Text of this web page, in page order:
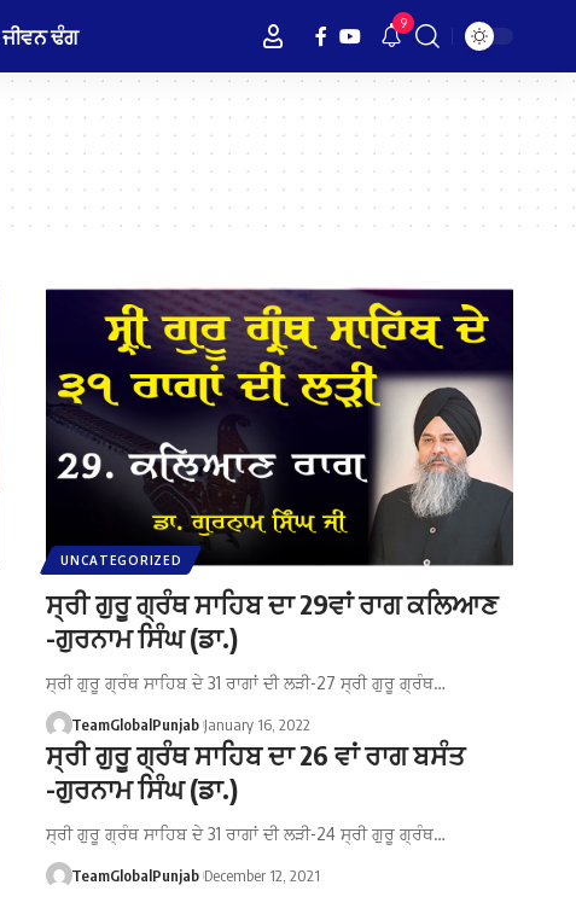
ਜੀਵਨ ਢੰਗ 9
UNCATEGORIZED
ਸ੍ਰੀ ਗੁਰੂ ਗ੍ਰੰਥ ਸਾਹਿਬ ਦਾ 29ਵਾਂ ਰਾਗ ਕਲਿਆਣ
-ਗੁਰਨਾਮ ਸਿੰਘ (ਡਾ.)
ਸ੍ਰੀ ਗੁਰੂ ਗ੍ਰੰਥ ਸਾਹਿਬ ਦੇ 31 ਰਾਗਾਂ ਦੀ ਲੜੀ-27 ਸ੍ਰੀ ਗੁਰੂ ਗ੍ਰੰਥ…
TeamGlobalPunjab January 16, 2022
ਸ੍ਰੀ ਗੁਰੂ ਗ੍ਰੰਥ ਸਾਹਿਬ ਦਾ 26 ਵਾਂ ਰਾਗ ਬਸੰਤ
-ਗੁਰਨਾਮ ਸਿੰਘ (ਡਾ.)
ਸ੍ਰੀ ਗੁਰੂ ਗ੍ਰੰਥ ਸਾਹਿਬ ਦੇ 31 ਰਾਗਾਂ ਦੀ ਲੜੀ-24 ਸ੍ਰੀ ਗੁਰੂ ਗ੍ਰੰਥ…
TeamGlobalPunjab December 12, 2021